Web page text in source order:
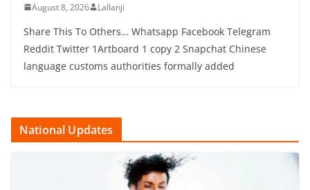
August 8, 2026 Lallanji
Share This To Others… Whatsapp Facebook Telegram
Reddit Twitter 1Artboard 1 copy 2 Snapchat Chinese
language customs authorities formally added
National Updates